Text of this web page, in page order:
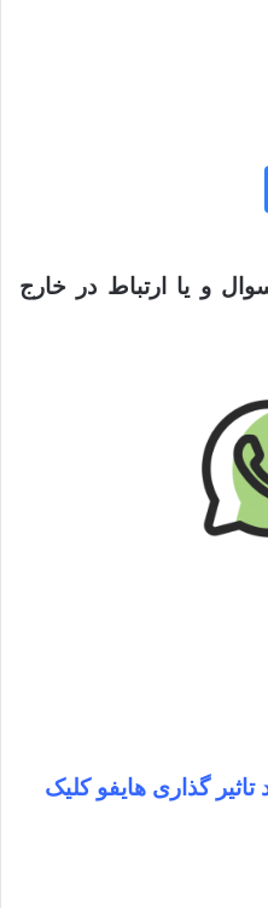
و یا ارتباط در خارج
گذاری هایفو کلیک